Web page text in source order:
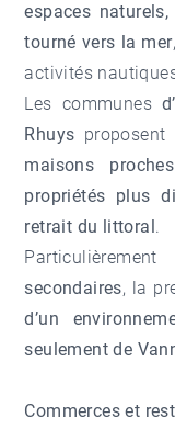
espaces
tourné vers la mer
activités
Les communes
Rhuys
maisons
propriétés plus
retrait du littoral.
secondaires, la
d’un
seulement de
Commerces et